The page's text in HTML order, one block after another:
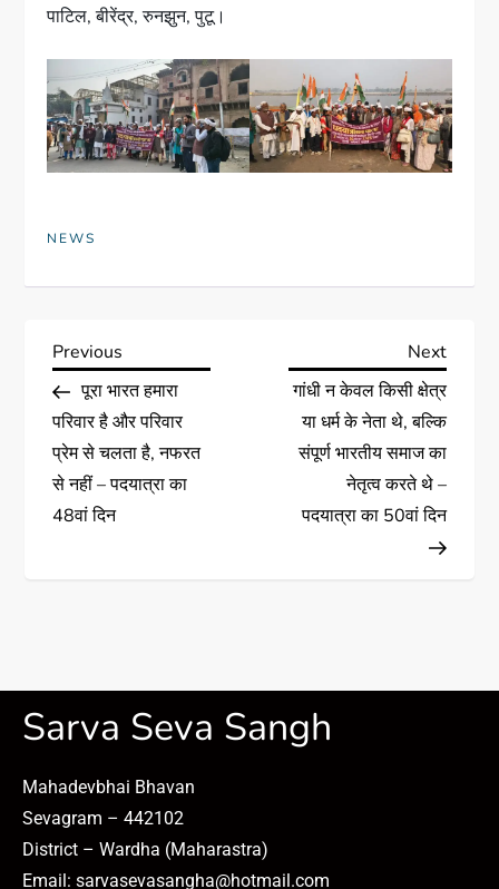
पाटिल, बीरेंद्र, रुनझुन, पुटू।
NEWS
Previous
पूरा भारत हमारा
परिवार है और परिवार
प्रेम से चलता है, नफरत
से नहीं – पदयात्रा का
48वां दिन
Next
गांधी न केवल किसी क्षेत्र
या धर्म के नेता थे, बल्कि
संपूर्ण भारतीय समाज का
नेतृत्व करते थे –
पदयात्रा का 50वां दिन
Sarva Seva Sangh
Mahadevbhai Bhavan
Sevagram – 442102
District – Wardha (Maharastra)
Email: sarvasevasangha@hotmail.com